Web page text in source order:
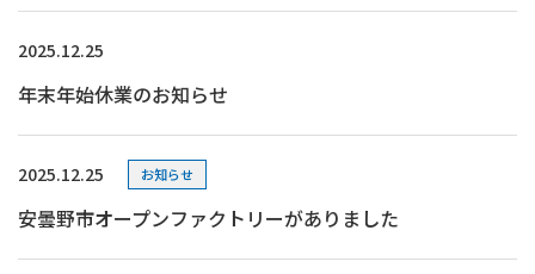
2025.12.25
年末年始休業のお知らせ
2025.12.25 お知らせ
安曇野市オープンファクトリーがありました